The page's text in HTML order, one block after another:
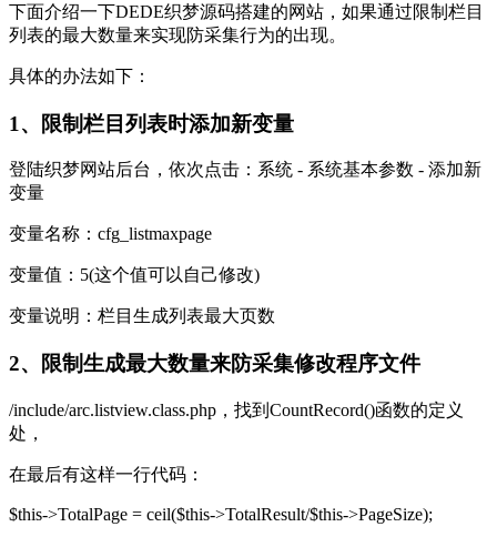
下面介绍一下DEDE织梦源码搭建的网站，如果通过限制栏目
列表的最大数量来实现防采集行为的出现。
具体的办法如下：
1、限制栏目列表时添加新变量
登陆织梦网站后台，依次点击：系统 - 系统基本参数 - 添加新
变量
变量名称：cfg_listmaxpage
变量值：5(这个值可以自己修改)
变量说明：栏目生成列表最大页数
2、限制生成最大数量来防采集修改程序文件
/include/arc.listview.class.php，找到CountRecord()函数的定义
处，
在最后有这样一行代码：
$this->TotalPage = ceil($this->TotalResult/$this->PageSize);